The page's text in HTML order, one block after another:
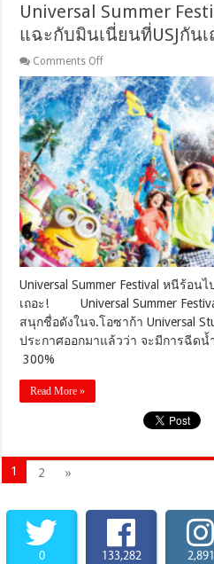
Universal Summer
แฉะกับมินเนี่ยนที่USJกันเ
Comments Offon
Summer
Festival
หนี
ร้อน
ไป
เปียก
แฉะ
กับ
มิ
นเนี่ย
นที่USJกัน
เถอะ!
Universal Summer Festival หนีร้อน
เถอะ! Universal Summer
สนุกชื่อดังในจ.โอซาก้า Universal
ประกาศออกมาแล้วว่า จะมีการฉีด
300%
Read More »
1 2 »
0 133,282 2,891